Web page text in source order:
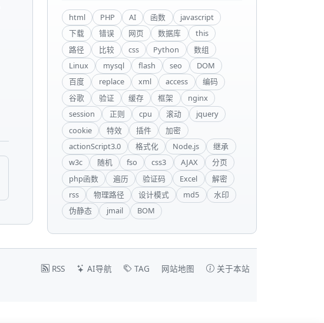
html PHP AI 函数
javascript
下载
错误 网页 数据库
this
路径
比较 css Python
数组
Linux
mysql flash seo
DOM
百度
replace xml access
编码
谷歌
验证 缓存 框架
nginx
session
正则 cpu 滚动
jquery
cookie
特效 插件
加密
actionScript3.0
格式化 Node.js
继承
w3c
随机 fso css3 AJAX
分页
php函数
遍历 验证码 Excel
解密
rss
物理路径 设计模式 md5
水印
伪静态
jmail BOM
RSS AI导航 TAG 网站地图 关于本站